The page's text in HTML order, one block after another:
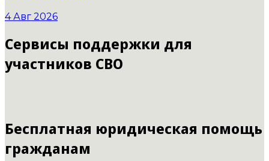
4 Авг 2026
Сервисы поддержки для
участников СВО
Бесплатная юридическая помощь
гражданам